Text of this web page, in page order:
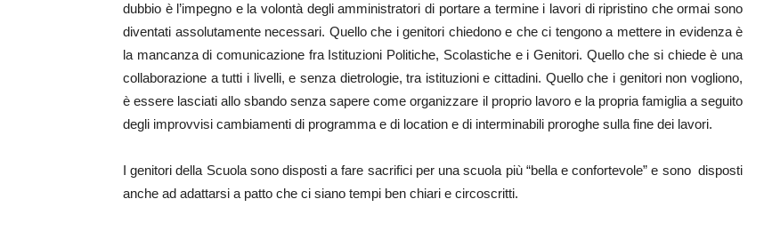
dubbio è l’impegno e la volontà degli amministratori di portare a termine i lavori di ripristino che ormai sono
diventati assolutamente necessari. Quello che i genitori chiedono e che ci tengono a mettere in evidenza è
la mancanza di comunicazione fra Istituzioni Politiche, Scolastiche e i Genitori. Quello che si chiede è una
collaborazione a tutti i livelli, e senza dietrologie, tra istituzioni e cittadini. Quello che i genitori non vogliono,
è essere lasciati allo sbando senza sapere come organizzare il proprio lavoro e la propria famiglia a seguito
degli improvvisi cambiamenti di programma e di location e di interminabili proroghe sulla fine dei lavori.
I genitori della Scuola sono disposti a fare sacrifici per una scuola più “bella e confortevole” e sono disposti
anche ad adattarsi a patto che ci siano tempi ben chiari e circoscritti.